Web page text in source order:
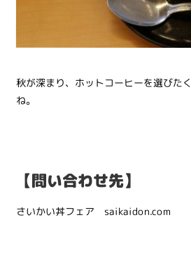
秋が深まり、ホットコーヒーを選びた
ね。
【問い合わせ先】
さいかい丼フェア saikaidon.com